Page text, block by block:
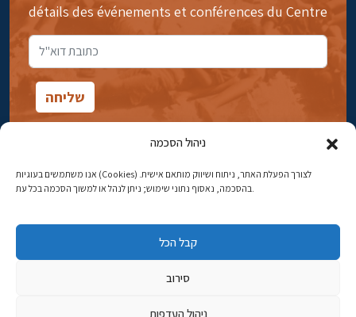
ניהול הסכמה
אנו משתמשים בעוגיות (Cookies) לצורך הפעלת האתר, ניתוח ושיווק מותאם אישית.
בהסכמה, נאסוף נתוני שימוש; ניתן לנהל או למשוך הסכמה בכל עת.
קבל הכל
סירוב
ניהול העדפות
détails des événements et conférences du Centre
14rue Ibn Gavirol, Rehavia, Jérusalem
Adresse électronique:najww2@ybz.org.il